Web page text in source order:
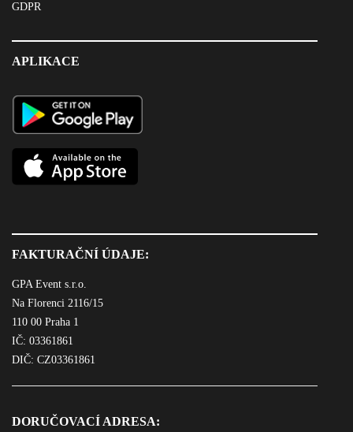
GDPR
APLIKACE
FAKTURAČNÍ ÚDAJE:
GPA Event s.r.o.
Na Florenci 2116/15
110 00 Praha 1
IČ: 03361861
DIČ: CZ03361861
DORUČOVACÍ ADRESA: